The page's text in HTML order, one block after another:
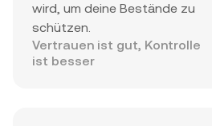
wird, um deine Bestände zu
schützen.
Vertrauen ist gut, Kontrolle
ist besser